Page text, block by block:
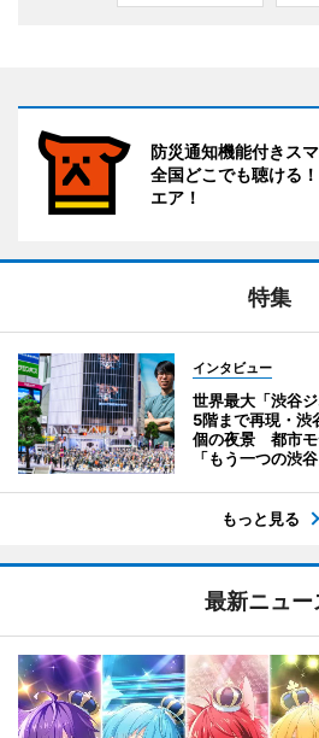
防災通知機能付きス
全国どこでも聴ける
エア！
特集
インタビュー
世界最大「渋谷
5階まで再現・
個の夜景 都市モ
「もう一つの渋谷
もっと見る
最新ニュー